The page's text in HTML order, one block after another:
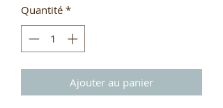
Quantité *
Ajouter au panier